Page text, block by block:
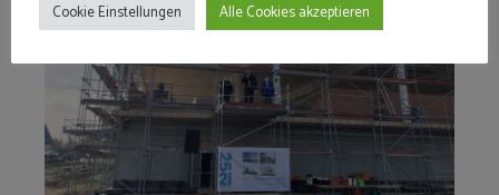
Cookie Einstellungen Alle Cookies akzeptieren